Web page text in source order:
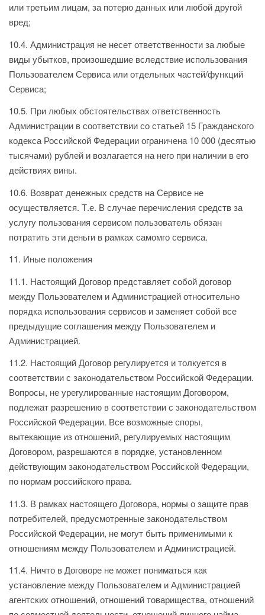
или третьим лицам, за потерю данных или любой другой
вред;
10.4. Администрация не несет ответственности за любые
виды убытков, произошедшие вследствие использования
Пользователем Сервиса или отдельных частей/функций
Сервиса;
10.5. При любых обстоятельствах ответственность
Администрации в соответствии со статьей 15 Гражданского
кодекса Российской Федерации ограничена 10 000 (десятью
тысячами) рублей и возлагается на него при наличии в его
действиях вины.
10.6. Возврат денежных средств на Сервисе не
осуществляется. Т.е. В случае перечисления средств за
услугу пользования сервисом пользователь обязан
потратить эти деньги в рамках самомго сервиса.
11. Иные положения
11.1. Настоящий Договор представляет собой договор
между Пользователем и Администрацией относительно
порядка использования сервисов и заменяет собой все
предыдущие соглашения между Пользователем и
Администрацией.
11.2. Настоящий Договор регулируется и толкуется в
соответствии с законодательством Российской Федерации.
Вопросы, не урегулированные настоящим Договором,
подлежат разрешению в соответствии с законодательством
Российской Федерации. Все возможные споры,
вытекающие из отношений, регулируемых настоящим
Договором, разрешаются в порядке, установленном
действующим законодательством Российской Федерации,
по нормам российского права.
11.3. В рамках настоящего Договора, нормы о защите прав
потребителей, предусмотренные законодательством
Российской Федерации, не могут быть применимыми к
отношениям между Пользователем и Администрацией.
11.4. Ничто в Договоре не может пониматься как
установление между Пользователем и Администрацией
агентских отношений, отношений товарищества, отношений